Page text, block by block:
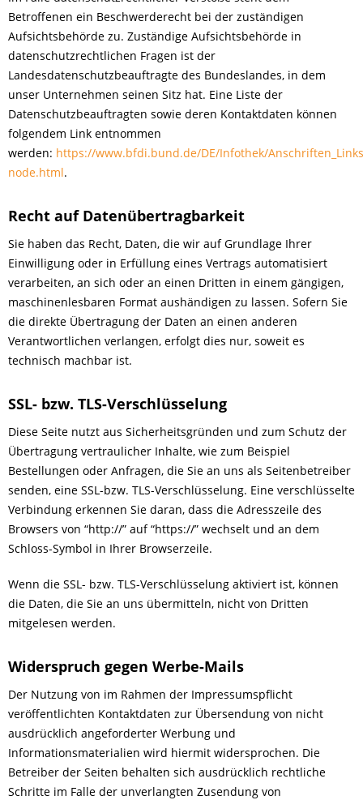
Betroffenen ein Beschwerderecht bei der zuständigen
Aufsichtsbehörde zu. Zuständige Aufsichtsbehörde in
datenschutzrechtlichen Fragen ist der
Landesdatenschutzbeauftragte des Bundeslandes, in dem
unser Unternehmen seinen Sitz hat. Eine Liste der
Datenschutzbeauftragten sowie deren Kontaktdaten können
folgendem Link entnommen
werden: https://www.bfdi.bund.de/DE/Infothek/
node.html.
Recht auf Datenübertragbarkeit
Sie haben das Recht, Daten, die wir auf Grundlage Ihrer
Einwilligung oder in Erfüllung eines Vertrags automatisiert
verarbeiten, an sich oder an einen Dritten in einem gängigen,
maschinenlesbaren Format aushändigen zu lassen. Sofern Sie
die direkte Übertragung der Daten an einen anderen
Verantwortlichen verlangen, erfolgt dies nur, soweit es
technisch machbar ist.
SSL- bzw. TLS-Verschlüsselung
Diese Seite nutzt aus Sicherheitsgründen und zum Schutz der
Übertragung vertraulicher Inhalte, wie zum Beispiel
Bestellungen oder Anfragen, die Sie an uns als Seitenbetreiber
senden, eine SSL-bzw. TLS-Verschlüsselung. Eine verschlüsselte
Verbindung erkennen Sie daran, dass die Adresszeile des
Browsers von “http://” auf “https://” wechselt und an dem
Schloss-Symbol in Ihrer Browserzeile.
Wenn die SSL- bzw. TLS-Verschlüsselung aktiviert ist, können
die Daten, die Sie an uns übermitteln, nicht von Dritten
mitgelesen werden.
Widerspruch gegen Werbe-Mails
Der Nutzung von im Rahmen der Impressumspflicht
veröffentlichten Kontaktdaten zur Übersendung von nicht
ausdrücklich angeforderter Werbung und
Informationsmaterialien wird hiermit widersprochen. Die
Betreiber der Seiten behalten sich ausdrücklich rechtliche
Schritte im Falle der unverlangten Zusendung von